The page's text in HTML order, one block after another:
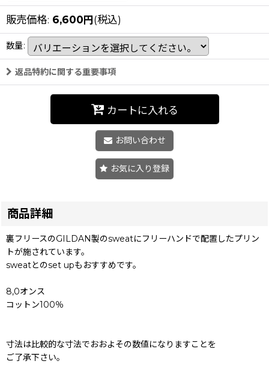
販売価格: 6,600円(税込)
数量:
返品特約に関する重要事項
カートに入れる
お問い合わせ
お気に入り登録
商品詳細
裏フリースのGILDAN製のsweatにフリーハンドで配置したプリン
トが施されています。
sweatとのset upもおすすめです。
8,0オンス
コットン100％
寸法は比較的な寸法でおおよその数値になりますことを
ご了承下さい。